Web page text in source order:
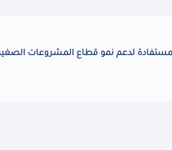
لدعم نمو قطاع المشروعات